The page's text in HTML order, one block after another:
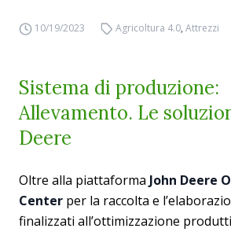
10/19/2023 Agricoltura 4.0,Attrezzi
Sistema di produzione:
Allevamento. Le
Deere
Oltre alla piattaforma John Deere
Center per la raccolta e
finalizzati all’ottimizzazione